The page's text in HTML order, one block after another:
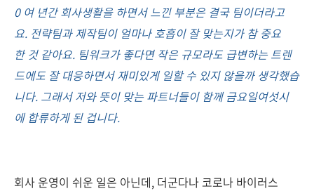
0 여 년간 회사생활을 하면서 느낀 부분은 결국 팀이더라고
요. 전략팀과 제작팀이 얼마나 호흡이 잘 맞는지가 참 중요
한 것 같아요. 팀워크가 좋다면 작은 규모라도 급변하는 트렌
드에도 잘 대응하면서 재미있게 일할 수 있지 않을까 생각했습
니다. 그래서 저와 뜻이 맞는 파트너들이 함께 금요일여섯시
에 합류하게 된 겁니다.
회사 운영이 쉬운 일은 아닌데, 더군다나 코로나 바이러스